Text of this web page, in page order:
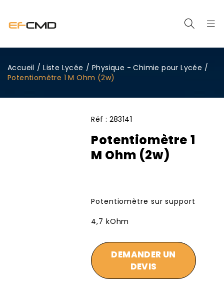
Accueil / Liste Lycée / Physique - Chimie pour Lycée /
Potentiomètre 1 M Ohm (2w)
Réf : 283141
Potentiomètre 1
M Ohm (2w)
Potentiomètre sur support
4,7 kOhm
DEMANDER UN
DEVIS